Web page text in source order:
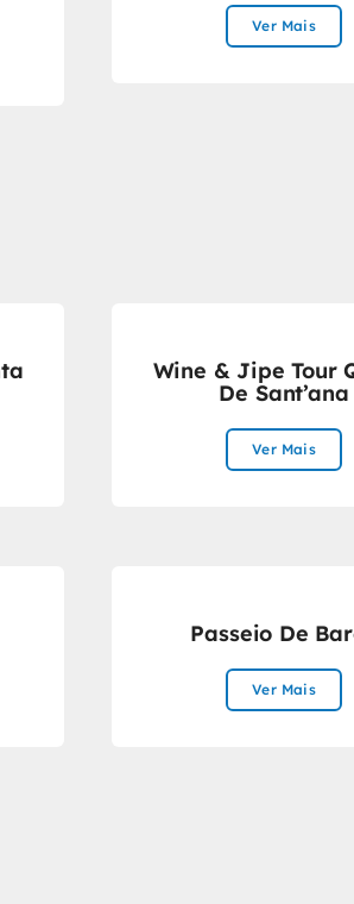
Ver Mais
Wine & Jipe Tour
De Sant’ana
Ver Mais
Passeio De
Ver Mais